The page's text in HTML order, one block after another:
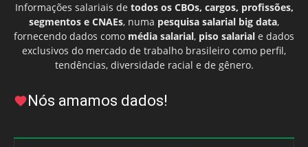
Informações salariais de todos os CBOs, cargos, profissões,
segmentos e CNAEs, numa pesquisa salarial big data,
fornecendo dados como média salarial, piso salarial e dados
exclusivos do mercado de trabalho brasileiro como perfil,
tendências, diversidade racial e de gênero.
Nós amamos dados!